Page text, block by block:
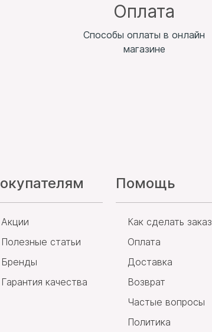
Оплата
Способы оплаты в онлайн
магазине
Акции
Полезные статьи
Бренды
Гарантия качества
Помощь
Как сделать заказ
Оплата
Доставка
Возврат
Частые вопросы
Политика